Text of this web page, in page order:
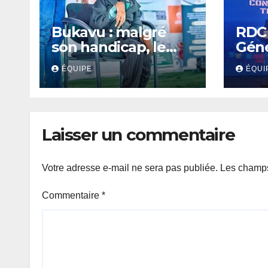
Bukavu : malgré
son handicap, le
jeune slameur
Akonkwa Kenyata
Bernard lance un
études
ÉQUIPE
Laisser un commentaire
Votre adresse e-mail ne sera pas publiée. Les
Commentaire *